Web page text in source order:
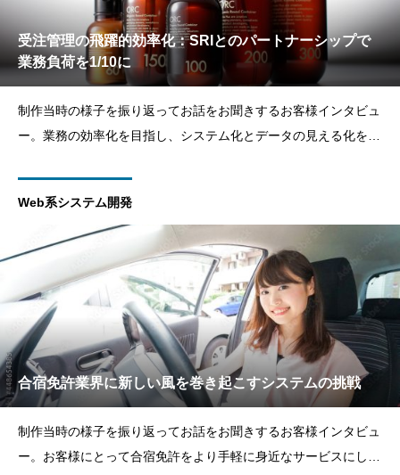
受注管理の飛躍的効率化：SRIとのパートナーシップで
業務負荷を1/10に
制作当時の様子を振り返ってお話をお聞きするお客様インタビュ
ー。業務の効率化を目指し、システム化とデータの見える化を推
が急務となっていた中で、SRIの技術と提案力によって、手作業
Web系システム開発
合宿免許業界に新しい風を巻き起こすシステムの挑戦
制作当時の様子を振り返ってお話をお聞きするお客様インタビュ
ー。お客様にとって合宿免許をより手軽に身近なサービスにした